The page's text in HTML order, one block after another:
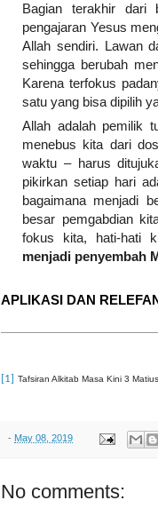
Bagian terakhir dari
pengajaran Yesus
Allah sendiri. Lawan
sehingga berubah
Karena terfokus
satu yang bisa dipilih
Allah adalah pemilik
menebus kita dari
waktu – harus
pikirkan setiap hari
bagaimana menjadi
besar pemgabdian
fokus kita, hati-hati
menjadi penyembah
APLIKASI DAN
[1] Tafsiran Alkitab Masa Kini 3
- May 08, 2019
No comments: